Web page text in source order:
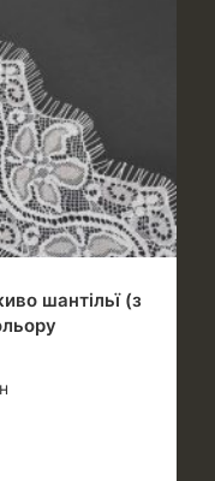
шантільї (з